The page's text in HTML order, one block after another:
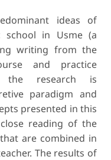
ideas of
school in Usme (a
writing from the
and practice
the research is
paradigm and
presented in this
reading of the
are combined in
The results of